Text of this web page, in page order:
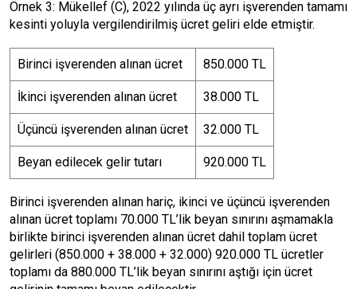
Örnek 3: Mükellef (C), 2022 yılında üç ayrı işverenden tamamı
kesinti yoluyla vergilendirilmiş ücret geliri elde etmiştir.
Birinci işverenden alınan ücret 850.000 TL
İkinci işverenden alınan ücret 38.000 TL
Üçüncü işverenden alınan ücret 32.000 TL
Beyan edilecek gelir tutarı 920.000 TL
Birinci işverenden alınan hariç, ikinci ve üçüncü işverenden
alınan ücret toplamı 70.000 TL’lik beyan sınırını aşmamakla
birlikte birinci işverenden alınan ücret dahil toplam ücret
gelirleri (850.000 + 38.000 + 32.000) 920.000 TL ücretler
toplamı da 880.000 TL’lik beyan sınırını aştığı için ücret